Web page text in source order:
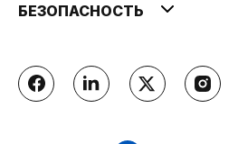
БЕЗОПАСНОСТЬ